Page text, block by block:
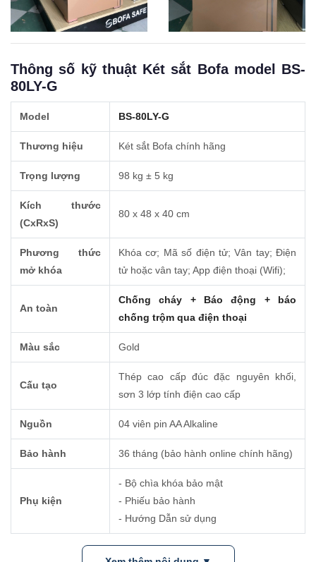
Thông số kỹ thuật Két sắt Bofa model BS-
80LY-G
Model BS-80LY-G
Thương hiệu Két sắt Bofa chính hãng
Trọng lượng 98 kg ± 5 kg
Kích thước
(CxRxS)
80 x 48 x 40 cm
Phương thức
mở khóa
Khóa cơ; Mã số điện tử; Vân tay; Điện
tử hoặc vân tay; App điện thoại (Wifi);
An toàn
Chống cháy + Báo động + báo
chống trộm qua điện thoại
Màu sắc Gold
Cấu tạo
Thép cao cấp đúc đặc nguyên khối,
sơn 3 lớp tính điện cao cấp
Nguồn 04 viên pin AA Alkaline
Bảo hành 36 tháng (bảo hành online chính hãng)
Phụ kiện
- Bộ chìa khóa bảo mật
- Phiếu bảo hành
- Hướng Dẫn sử dụng